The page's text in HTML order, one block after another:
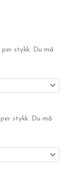
per stykk. Du må
stykk. Du må